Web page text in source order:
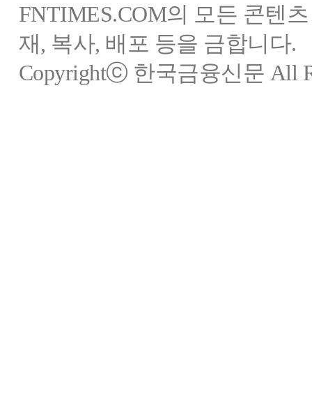
FNTIMES.COM의 모든 콘텐
재, 복사, 배포 등을 금합니다.
Copyrightⓒ 한국금융신문 All